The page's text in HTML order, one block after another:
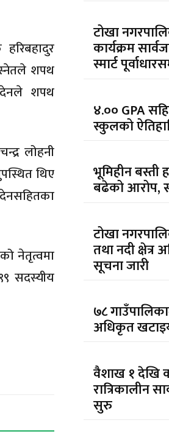
शपथ
शपथ
लोहनी
थिए
नेतृत्वमा
सदस्यीय
टोखा
कार्यक्रम
स्मार्ट
४.०० GPA
स्कुलको
भूमिहीन बस्ती
बढेको आरोप,
टोखा
तथा नदी क्षेत्र
सूचना जारी
७८
अधिकृत
वैशाख १ देखि
रात्रिकालीन
सुरु